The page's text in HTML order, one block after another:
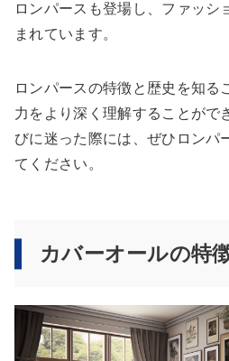
ロンパースも登場し、ファッシ
まれています。
ロンパースの特徴と歴史を知る
力をより深く理解することがで
びに迷った際には、ぜひロンパ
てください。
カバーオールの特